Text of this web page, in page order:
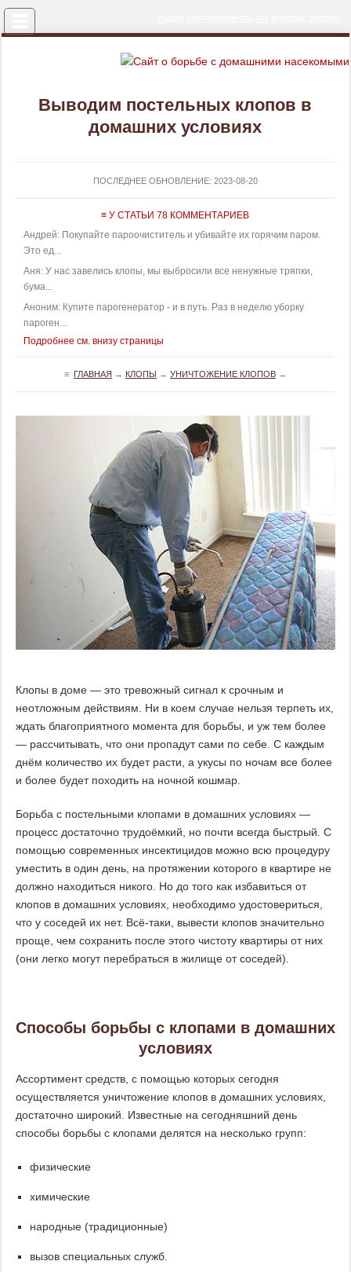
Выводим постельных клопов в
домашних условиях
ПОСЛЕДНЕЕ ОБНОВЛЕНИЕ: 2023-08-20
≡ У СТАТЬИ 78 КОММЕНТАРИЕВ
Андрей: Покупайте пароочиститель и убивайте их горячим паром.
Это ед...
Аня: У нас завелись клопы, мы выбросили все ненужные тряпки,
бума...
Аноним: Купите парогенератор - и в путь. Раз в неделю уборку
пароген...
Подробнее см. внизу страницы
≡ ГЛАВНАЯ → КЛОПЫ → УНИЧТОЖЕНИЕ КЛОПОВ→
Клопы в доме — это тревожный сигнал к срочным и
неотложным действиям. Ни в коем случае нельзя терпеть их,
ждать благоприятного момента для борьбы, и уж тем более
— рассчитывать, что они пропадут сами по себе. С каждым
днём количество их будет расти, а укусы по ночам все более
и более будет походить на ночной кошмар.
Борьба с постельными клопами в домашних условиях —
процесс достаточно трудоёмкий, но почти всегда быстрый. С
помощью современных инсектицидов можно всю процедуру
уместить в один день, на протяжении которого в квартире не
должно находиться никого. Но до того как избавиться от
клопов в домашних условиях, необходимо удостовериться,
что у соседей их нет. Всё-таки, вывести клопов значительно
проще, чем сохранить после этого чистоту квартиры от них
(они легко могут перебраться в жилище от соседей).
Способы борьбы с клопами в домашних
условиях
Ассортимент средств, с помощью которых сегодня
осуществляется уничтожение клопов в домашних условиях,
достаточно широкий. Известные на сегодняшний день
способы борьбы с клопами делятся на несколько групп:
физические
химические
народные (традиционные)
вызов специальных служб.